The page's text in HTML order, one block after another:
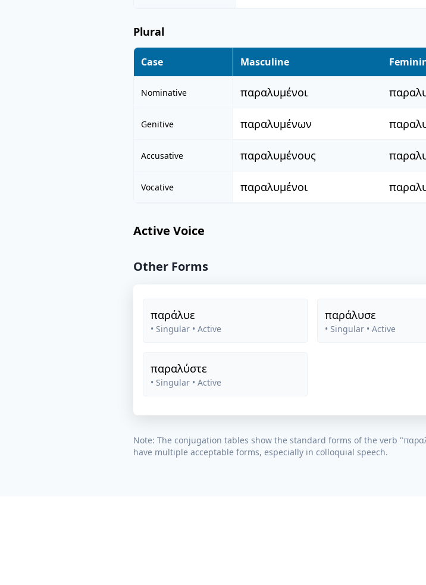
Plural
Case Masculine
Nominative παραλυμένοι
Genitive παραλυμένων
Accusative παραλυμένους
Vocative παραλυμένοι
Active Voice
Other Forms
παράλυε
• Singular • Active
παράλυσε
• Singular • Active
παραλύστε
• Singular • Active
Note: The conjugation tables show the standard forms of the verb "
have multiple acceptable forms, especially in colloquial speech.